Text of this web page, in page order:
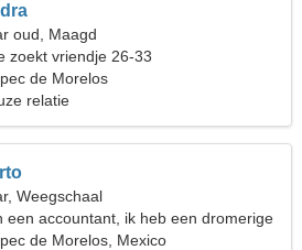
oud, Maagd
zoekt vriendje 26-33
de Morelos
relatie
Weegschaal
een accountant, ik heb een dromerige
nodigde Morelos, Mexico